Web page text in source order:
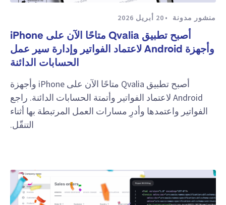
منشور مدونة 20 أبريل 2026
أصبح تطبيق Qvalia متاحًا الآن على iPhone
وأجهزة Android لاعتماد الفواتير وإدارة سير عمل
الحسابات الدائنة
أصبح تطبيق Qvalia متاحًا الآن على iPhone وأجهزة
Android لاعتماد الفواتير وأتمتة الحسابات الدائنة. راجع
الفواتير واعتمدها وأدرِ مسارات العمل المرتبطة بها أثناء
التنقّل.